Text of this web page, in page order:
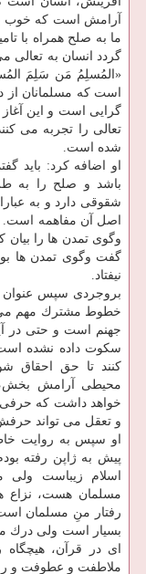
آرامش است كه خوب
ما به صلح همراه با
گردد انسان به تعالی
«المُسلِمُ مَن سَلِمَ
است كه مسلمانان از
گرایی است و این
تعالی را تجربه می
شده است.
او اضافه كرد: باید
باشد و صلح را به
شقوقی دارد و به
وگوی تمدن ها را
گفت وگوی تمدن ها
نیفتاد.
بروجردی سپس عنوان
خطوط مشترك مهم می
جهنم است و حتی در
سكوت داده نشده
كنند تا حق احقاق
محیطی آرامش بخش،
خواهد داشت كه حرفی
و تعقل می تواند حرفش
او سپس به روایت
پیش به ژاپن رفته
اسلام زیباست ولی
مسلمان هست، نزاع
رفتار منِ مسلمان
بسیار است ولی درك
ای در قرآن، هیچگاه
ملاطفت و عطوفت و